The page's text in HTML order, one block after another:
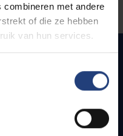
combineren met andere
of die ze hebben
van hun services.